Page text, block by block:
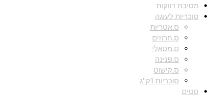
מסיבת רווקות
סוכריות לעוגה
ס.אטריות
ס.חרוזים
ס.מטאלי
ס.פנינה
ס.קישוט
סוכריות 1ק"ג
סטים